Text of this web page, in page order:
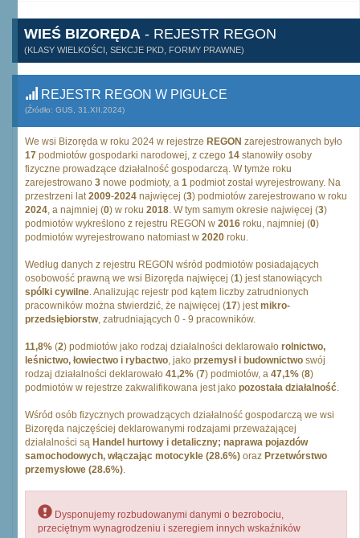
WIEŚ BIZORĘDA - REJESTR REGON
(KLASY WIELKOŚCI, SEKCJE PKD, FORMY PRAWNE)
REJESTR REGON W PIGUŁCE
(Źródło: GUS, 31.XII.2024)
We wsi Bizoręda w roku 2024 w rejestrze REGON zarejestrowanych było
17 podmiotów gospodarki narodowej, z czego 14 stanowiły osoby
fizyczne prowadzące działalność gospodarczą. W tymże roku
zarejestrowano 3 nowe podmioty, a 1 podmiot został wyrejestrowany. Na
przestrzeni lat2009-2024 najwięcej (3) podmiotów zarejestrowano w roku
2024, a najmniej (0) w roku 2018. W tym samym okresie najwięcej (3)
podmiotów wykreślono z rejestru REGON w 2016 roku, najmniej (0)
podmiotów wyrejestrowano natomiast w 2020 roku.
Według danych z rejestru REGON wśród podmiotów posiadających
osobowość prawną we wsi Bizoręda najwięcej (1) jest stanowiących
spólki cywilne. Analizując rejestr pod kątem liczby zatrudnionych
pracowników można stwierdzić, że najwięcej (17) jestmikro-
przedsiębiorstw, zatrudniających 0 - 9 pracowników.
11,8% (2) podmiotów jako rodzaj działalności deklarowało rolnictwo,
leśnictwo, łowiectwo i rybactwo, jako przemysł i budownictwo swój
rodzaj działalności deklarowało 41,2% (7) podmiotów, a 47,1% (8)
podmiotów w rejestrze zakwalifikowana jest jako pozostała działalność.
Wśród osób fizycznych prowadzących działalność gospodarczą we wsi
Bizoręda najczęściej deklarowanymi rodzajami przeważającej
działalności są Handel hurtowy i detaliczny; naprawa pojazdów
samochodowych, włączając motocykle (28.6%) oraz Przetwórstwo
przemysłowe (28.6%).
Dysponujemy rozbudowanymi danymi o bezrobociu,
przeciętnym wynagrodzeniu i szeregiem innych wskaźników